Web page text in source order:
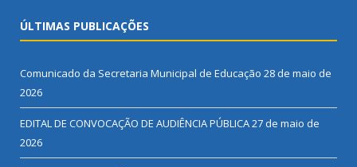
ÚLTIMAS PUBLICAÇÕES
Comunicado da Secretaria Municipal de Educação 28 de maio de
2026
EDITAL DE CONVOCAÇÃO DE AUDIÊNCIA PÚBLICA27 de maio de
2026